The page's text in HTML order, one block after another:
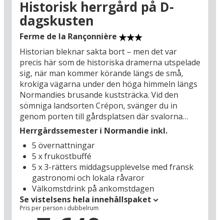
kvar, sida vid sida med den fredliga idyllen mellan
äppelträdgårdar och korsvirkeshus. Den ena
dagen står man i eftertänksamhet vid Omaha
Beach (27 km), nästa dag går man runt mellan
bodar och läckra specialiteter på en lokal
marknad. Och att vända hem till ett
herrgårdshotell som Ferme de la Rançonnière
efter dagens utflykter, där man har garanti för
att freden sänker sig helt automatiskt, det är ett
skönt semesterliv! Allt medan man sätter sig till
rätta i dagens sista ljus och får hällt upp ett glas
vin med utsikt till en god middag och flera
morgondagen.
Historisk herrgård på D-
dagskusten
Ferme de la Rançonnière
Historian bleknar sakta bort – men det var
precis här som de historiska dramerna utspelade
sig, när man kommer körande längs de små,
krokiga vägarna under den höga himmeln längs
Normandies brusande kuststräcka. Vid den
sömniga landsorten Crépon, svänger du in
genom porten till gårdsplatsen där svalorna
flyger mellan de fyra längorna med stenhus från
1600-talet. Här råder fred och idyll, precis som
det har gjort genom århundraden på
herrgården Ferme de la Rançonnière, i dag
inredd för semestergäster som önskar lyx och
äkta fransk atmosfär – och på kort avstånd från
sevärdheter i världsklass som Bayeux (13 km),
Caen (19 km) och invasionskustens Gold Beach
(5 km).
Herrgårdssemester i Normandie inkl.
5 övernattningar
5 x frukostbuffé
5 x 3-rätters middagsupplevelse med fransk
gastronomi och lokala råvaror
Välkomstdrink på ankomstdagen
Se vistelsens hela innehållspaket
Pris per person i dubbelrum